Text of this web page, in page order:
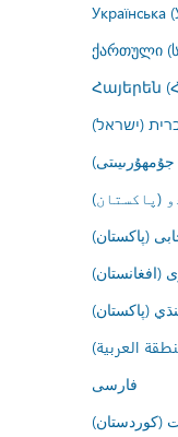
Українська
ქართული
Հայերեն
(ישראל)
(پاکستان)
(پاکستان)
(افغانستان)
(پاکستان)
العربية)
فارسى
(کوردستان)